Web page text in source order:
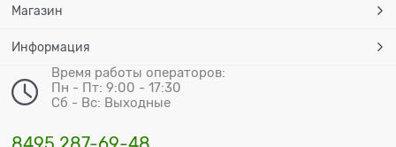
Магазин
Информация
Время работы операторов:
Пн - Пт: 9:00 - 17:30
Сб - Вс: Выходные